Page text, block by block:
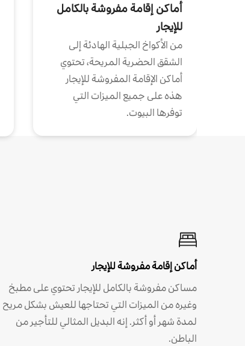
أماكن إقامة مفروشة بالكامل
للإيجار
من الأكواخ الجبلية الهادئة إلى
الشقق الحضرية المريحة، تحتوي
أماكن الإقامة المفروشة للإيجار
هذه على جميع الميزات التي
توفرها البيوت.
أماكن إقامة مفروشة للإيجار
مساكن مفروشة بالكامل للإيجار تحتوي على مطبخ
وغيره من الميزات التي تحتاجها للعيش بشكل مريح
لمدة شهر أو أكثر. إنه البديل المثالي للتأجير من
الباطن.